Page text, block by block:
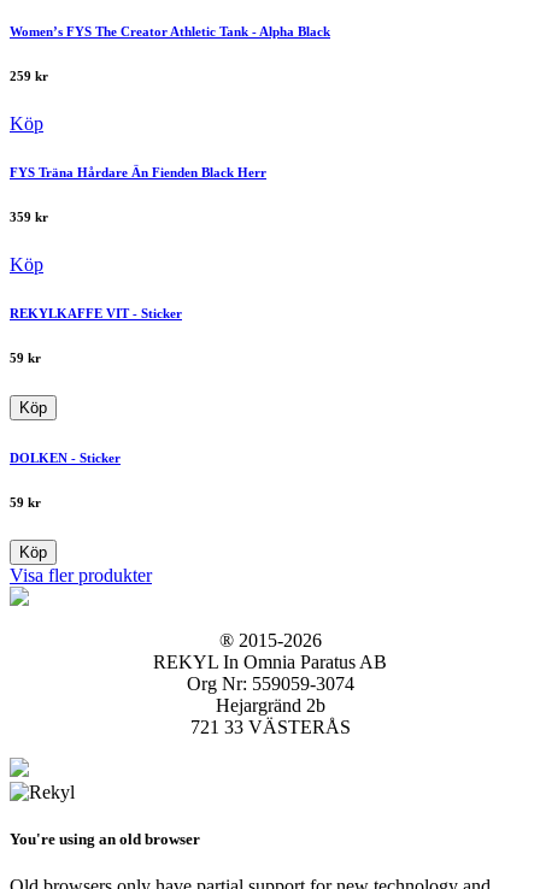
Women’s FYS The Creator Athletic Tank - Alpha Black
259 kr
Köp
FYS Träna Hårdare Än Fienden Black Herr
359 kr
Köp
REKYLKAFFE VIT - Sticker
59 kr
Köp
DOLKEN - Sticker
59 kr
Köp
Visa fler produkter
® 2015-2026
REKYL In Omnia Paratus AB
Org Nr: 559059-3074
Hejargränd 2b
721 33 VÄSTERÅS
You're using an old browser